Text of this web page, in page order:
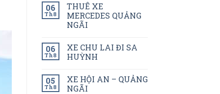
06
Th8
THUÊ XE
MERCEDES QUẢNG
NGÃI
06
Th8
XE CHU LAI ĐI SA
HUỲNH
05
Th8
XE HỘI AN – QUẢNG
NGÃI